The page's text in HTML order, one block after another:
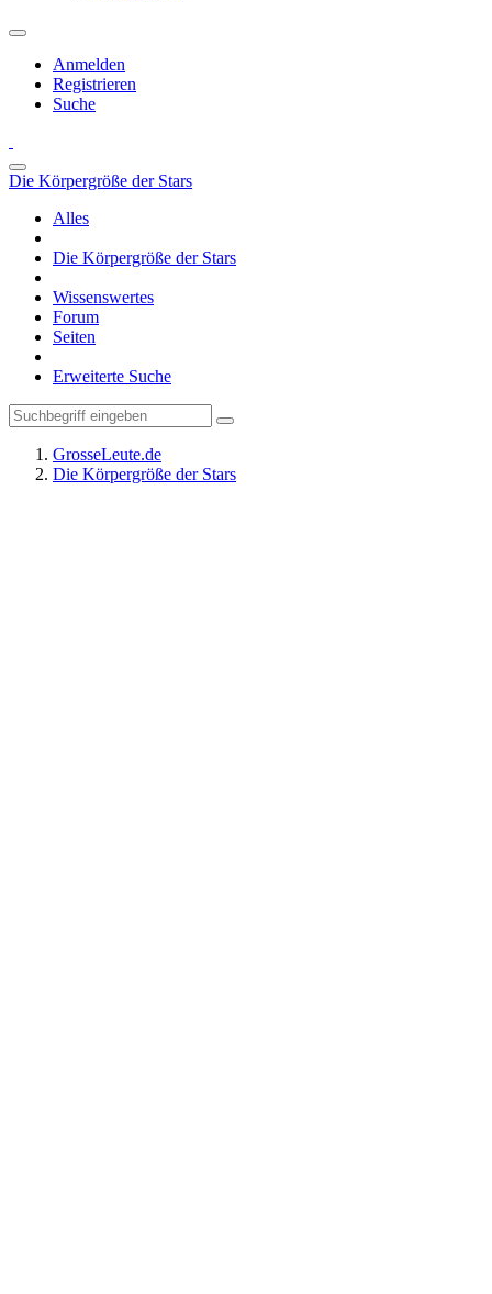
Anmelden
Registrieren
Suche
Die Körpergröße der Stars
Alles
Die Körpergröße der Stars
Wissenswertes
Forum
Seiten
Erweiterte Suche
GrosseLeute.de
Die Körpergröße der Stars